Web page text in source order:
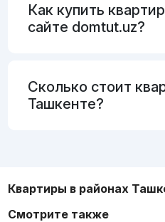
Как купить
сайте domtut.uz?
Сколько стоит
Ташкенте?
Квартиры в районах
Смотрите также